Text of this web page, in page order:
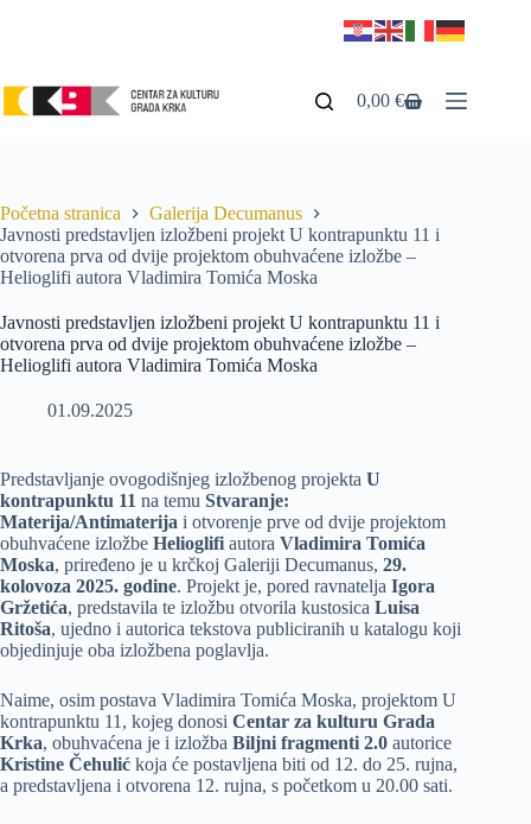
0,00€
Početna stranica
Galerija Decumanus
Javnosti predstavljen izložbeni projekt U kontrapunktu 11 i
otvorena prva od dvije projektom obuhvaćene izložbe –
Helioglifi autora Vladimira Tomića Moska
Javnosti predstavljen izložbeni projekt U kontrapunktu 11 i
otvorena prva od dvije projektom obuhvaćene izložbe –
Helioglifi autora Vladimira Tomića Moska
01.09.2025
Predstavljanje ovogodišnjeg izložbenog projekta U
kontrapunktu 11 na temu Stvaranje:
Materija/Antimaterija i otvorenje prve od dvije projektom
obuhvaćene izložbe Helioglifi autora Vladimira Tomića
Moska, priređeno je u krčkoj Galeriji Decumanus, 29.
kolovoza 2025. godine. Projekt je, pored ravnatelja Igora
Gržetića, predstavila te izložbu otvorila kustosica Luisa
Ritoša, ujedno i autorica tekstova publiciranih u katalogu koji
objedinjuje oba izložbena poglavlja.
Naime, osim postava Vladimira Tomića Moska, projektom U
kontrapunktu 11, kojeg donosi Centar za kulturu Grada
Krka, obuhvaćena je i izložba Biljni fragmenti 2.0 autorice
Kristine Čehulić koja će postavljena biti od 12. do 25. rujna,
a predstavljena i otvorena 12. rujna, s početkom u 20.00 sati.